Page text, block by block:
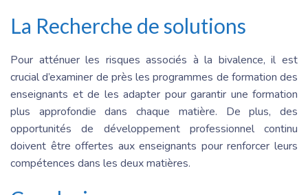
La Recherche de solutions
Pour atténuer les risques associés à la bivalence, il est
crucial d’examiner de près les programmes de formation des
enseignants et de les adapter pour garantir une formation
plus approfondie dans chaque matière. De plus, des
opportunités de développement professionnel continu
doivent être offertes aux enseignants pour renforcer leurs
compétences dans les deux matières.